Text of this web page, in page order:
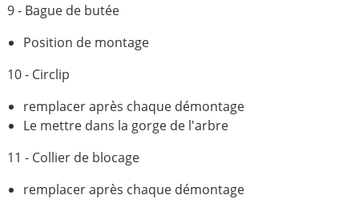
9 - Bague de butée
Position de montage
10 - Circlip
remplacer après chaque démontage
Le mettre dans la gorge de l'arbre
11 - Collier de blocage
remplacer après chaque démontage